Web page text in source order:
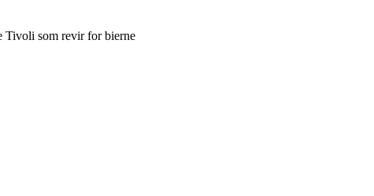
Tivoli som revir for bierne